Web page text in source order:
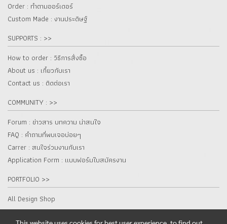
Order : ทำตามออร์เดอร์
Custom Made : งานประดิษฐ์
SUPPORTS : >>
How to order : วิธีการสั่งซื้อ
About us : เกี๋ยวกับเรา
Contact us : ติดต่อเรา
COMMUNITY : >>
Forum : ข่าวสาร บทความ น่าสนใจ
FAQ : คำถามที่พบเจอบ่อยๆ
Carrer : สนใจร่วมงานกับเรา
Application Form : แบบฟอร์มใบสมัครงาน
PORTFOLIO >>
All Design Shop